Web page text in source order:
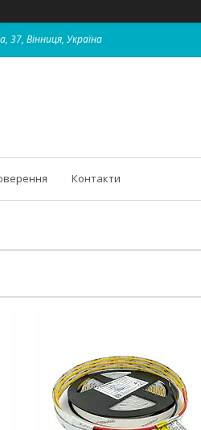
37, Вінниця, Україна
Контакти